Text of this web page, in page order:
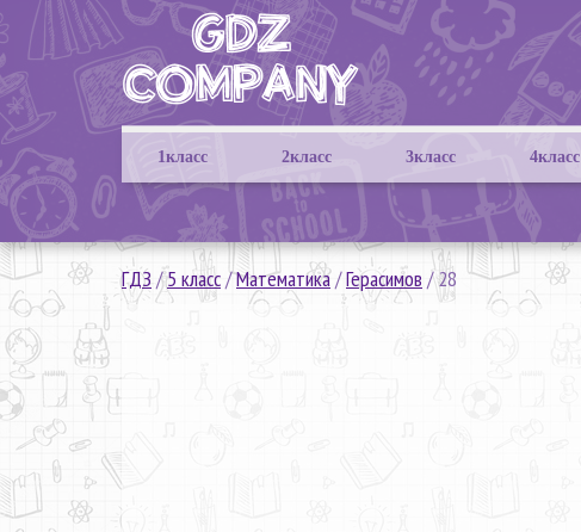
1класс 2класс 3класс 4класс
ГДЗ /5 класс/Математика/Герасимов /28